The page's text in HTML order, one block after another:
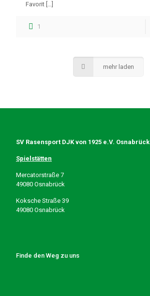
Favorit […]
1
mehr laden
SV Rasensport DJK von 1925 e.V. Osnabrück
Spielstätten
Mercatorstraße 7
49080 Osnabrück
Koksche Straße 39
49080 Osnabrück
Finde den Weg zu uns